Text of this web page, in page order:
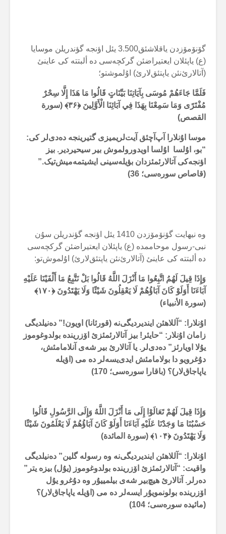
گۆنۆمۆزدن یاقلاشئق3.500 یئل اؤنجە گؤندریلن موسایا
(ع) یاپئلان ایعتیراضئن گرکچەسی دە ألبتتە کی عاینئ
(آتالارئ‌نئن یاپتئق‌لارئ) اۇلموشتو؛
فَلَمَّا جَاءَهُمْ مُوسَى بِآيَاتِنَا بَيِّنَاتٍ قَالُوا مَا هَذَا إِلَّا سِحْرٌ
مُفْتَرًى وَمَا سَمِعْنَا بِهَذَا فِي آبَائِنَا الْأَوَّلِينَ
﴿۳۶﴾ (سورة
القصص)
موسا اۇنلارا آپ‌آچئق آیت‌لریمیزی گتیرینجە دەدی‌لر کی:
“بو، اۇلسا اۇلسا اویدورولموش بیر سیحیردیر. بیز
اؤنجەکی آتالارئمئزدان بؤیلەسینی ایشیتمەمیش‌تیک.”
(قاصاص سورەسی؛ 36)
وە نیهایت گۆنۆمۆزدن 1410 یئل اؤنجە گؤندریلن سۇن
نبی-رسول موحاممدە (ع) یاپئلان ایعتیراضئن گرکچەسی
دە ألبتتە کی عاینئ (آتالارئ‌نئن یاپتئق‌لارئ) اۇلموش‌تو:
وَإِذَا قِيلَ لَهُمُ اتَّبِعُوا مَا أَنْزَلَ اللَّهُ قَالُوا بَلْ نَتَّبِعُ مَا أَلْفَيْنَا عَلَيْهِ
آبَاءَنَا أَوَلَوْ كَانَ آبَاؤُهُمْ لَا يَعْقِلُونَ شَيْئًا وَلَا يَهْتَدُونَ
﴿۱۷۰﴾
(سورة الأنبیاء)
اۇنلارا: “آللاهئن ایندیردیگی‌نە (قورئانا) اویون!” دەنیلدیگی
زامان اۇنلار: “حایئر! بیز آتالارئمئزئ اۆزریندە بولدوغوموز
یۇلا اویارئز” دەدی‌لر. یا آتالارئ بیر شەی آنلامامئش،
دۇغرویو دا بولامامئش‌ ایدی‌یسەلر دە می (اؤیلە
یاپاجاق‌لار)؟ (باقارا سورەسی؛ 170)
وَإِذَا قِيلَ لَهُمْ تَعَالَوْا إِلَى مَا أَنْزَلَ اللَّهُ وَإِلَى الرَّسُولِ قَالُوا
حَسْبُنَا مَا وَجَدْنَا عَلَيْهِ آبَاءَنَا أَوَلَوْ كَانَ آبَاؤُهُمْ لَا يَعْلَمُونَ شَيْئًا
وَلَا يَهْتَدُونَ﴿۱۰۴﴾ (سورة المائدة)
اۇنلارا: “آللاهئن ایندیردیگی‌نە وە رسولە گلین” دەنیلدیگی
واقیت: “آتالارئمئزئ اۆزریندە بولدوغوموز (یۇل) بیزە یتر”
دەرلر. آتالارئ هیچ‌بیر شەی بیلمییۇر وە دۇغرو یۇل
اۆزریندە بولونمویۇر ایسەلر دە می (اؤیلە یاپاجاق‌لار)؟
(مائیدە سورەسی؛ 104)